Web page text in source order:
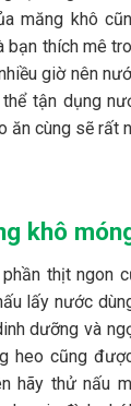
măng khô
bạn thích mê
giờ nên
tận dụng
ăn cùng sẽ rất
khô
thịt ngon
lấy nước
dưỡng và
heo cũng
hãy thử nấu